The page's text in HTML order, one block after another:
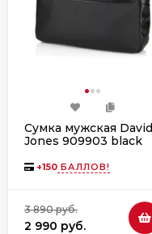
Сумка мужская David
Jones 909903 black
+150 БАЛЛОВ!
3 890 руб.
2 990 руб.